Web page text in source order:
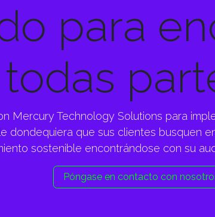
para
todas
Mercury Technology Solutions para
dondequiera que sus clientes busquen
sostenible encontrándose con su
Póngase en contacto con